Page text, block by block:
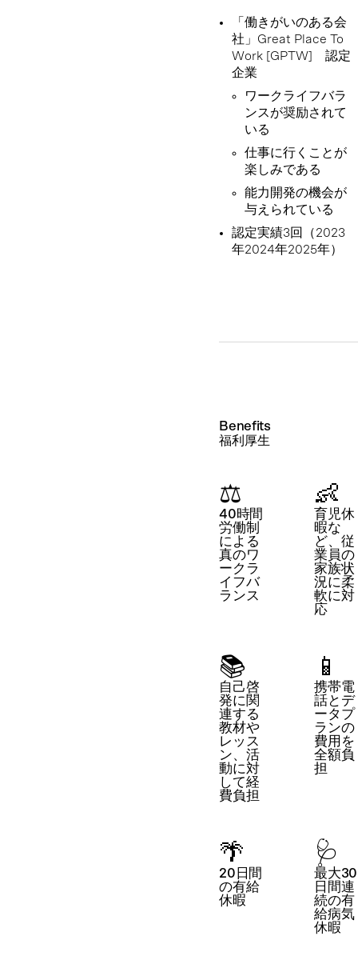
「働きがいのある会
社」Great Place To
Work [GPTW] 認定
企業
ワークライフバラ
ンスが奨励されて
いる
仕事に行くことが
楽しみである
能力開発の機会が
与えられている
認定実績3回（2023
年2024年2025年）
Benefits
福利厚生
⚖️
40時間
労働制
による
真のワ
ークラ
イフバ
ランス
👶
育児休
暇な
ど、従
業員の
家族状
況に柔
軟に対
応
📚
自己啓
発に関
連する
教材や
レッス
ン、活
動に対
して経
費負担
📱
携帯電
話とデ
ータプ
ランの
費用を
全額負
担
🌴
20日間
の有給
休暇
🩺
最大30
日間連
続の有
給病気
休暇